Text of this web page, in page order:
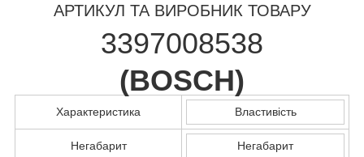
АРТИКУЛ ТА ВИРОБНИК ТОВАРУ
3397008538
(BOSCH)
Характеристика Властивість
Негабарит Негабарит